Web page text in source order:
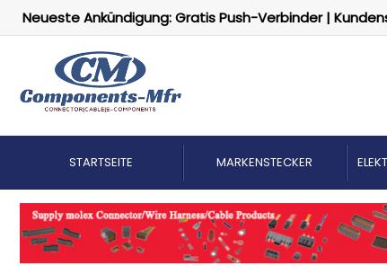
Neueste Ankündigung: Gratis Push-Verbinder |
STARTSEITE MARKENSTECKER